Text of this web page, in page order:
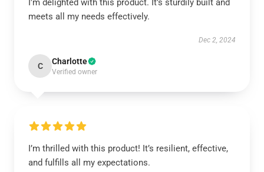
I'm delighted with this product. It’s sturdily built and
meets all my needs effectively.
Dec 2, 2024
C Charlotte
Verified owner
I’m thrilled with this product! It’s resilient, effective,
and fulfills all my expectations.